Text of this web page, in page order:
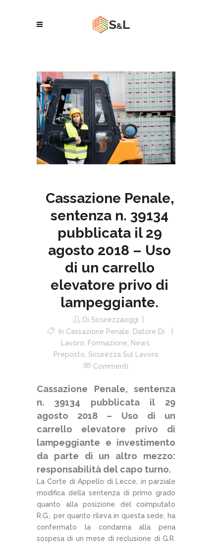
Cassazione Penale,
sentenza n. 39134
pubblicata il 29
agosto 2018 – Uso
di un carrello
elevatore privo di
lampeggiante.
Di Sicurezzaoggi
In Cassazione Penale
Datore Di
Lavoro
Formazione News
Preposto Sicurezza Sul Lavoro
Commenti
Cassazione Penale, sentenza
n. 39134 pubblicata il 29
agosto 2018 – Uso di un
carrello elevatore privo di
lampeggiante e investimento
da parte di un altro mezzo:
responsabilità del capo turno.
La Corte di Appello di Lecce, in parziale
modifica della sentenza di primo grado
quanto alla posizione del coimputato
R.G., per quanto rileva in questa sede, ha
confermato la condanna alla pena
sospesa di un mese di reclusione di G.R.